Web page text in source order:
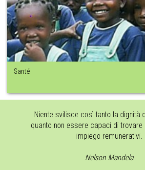
Santé
Niente svilisce così tanto la dignità
quanto non essere capaci di trovare
impiego remunerativi.
Nelson Mandela